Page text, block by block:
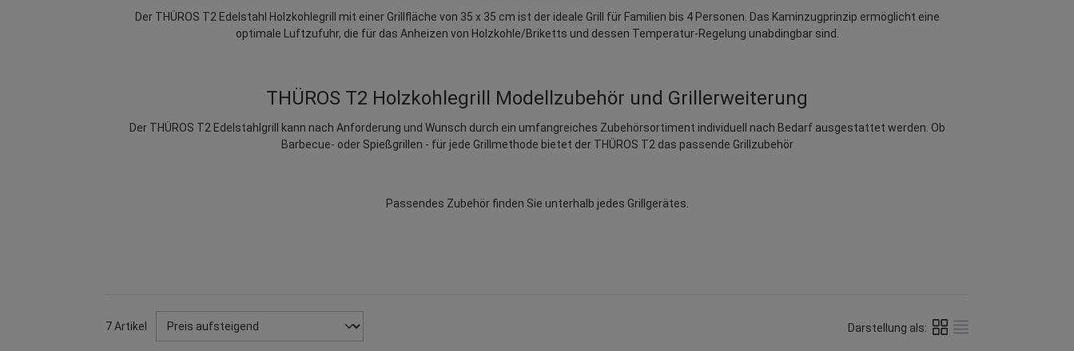
Der THÜROS T2 Edelstahl Holzkohlegrill mit einer Grillfläche von 35 x 35 cm ist der ideale Grill für Familien bis 4 Personen. Das Kaminzugprinzip ermöglicht eine
optimale Luftzufuhr, die für das Anheizen von Holzkohle/Briketts und dessen Temperatur-Regelung unabdingbar sind.
THÜROS T2 Holzkohlegrill Modellzubehör und Grillerweiterung
Der THÜROS T2 Edelstahlgrill kann nach Anforderung und Wunsch durch ein umfangreiches Zubehörsortiment individuell nach Bedarf ausgestattet werden. Ob
Barbecue- oder Spießgrillen - für jede Grillmethode bietet der THÜROS T2 das passende Grillzubehör
Passendes Zubehör finden Sie unterhalb jedes Grillgerätes.
7 Artikel Darstellung als: